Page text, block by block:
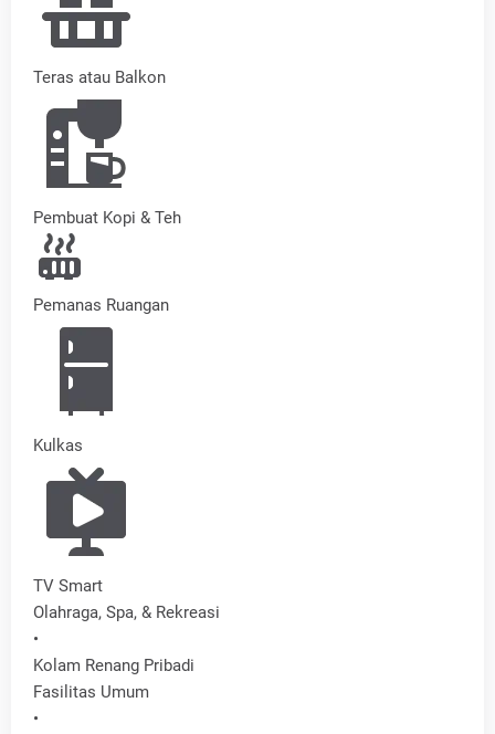
Teras atau Balkon
Pembuat Kopi & Teh
Pemanas Ruangan
Kulkas
TV Smart
Olahraga, Spa, & Rekreasi
•
Kolam Renang Pribadi
Fasilitas Umum
•